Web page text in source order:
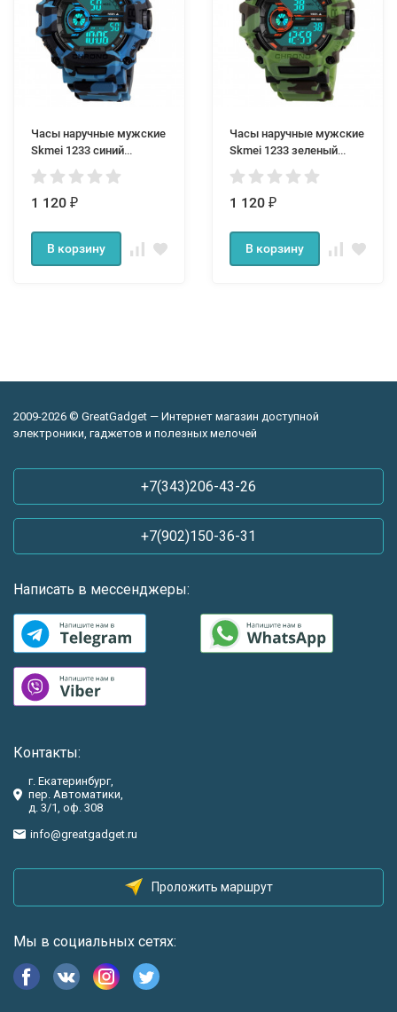
Часы наручные мужские
Skmei 1233 синий
камуфляж
1 120 ₽
В корзину
Часы наручные мужские
Skmei 1233 зеленый
камуфляж
1 120 ₽
В корзину
2009-2026 © GreatGadget — Интернет магазин доступной
электроники, гаджетов и полезных мелочей
+7(343)206-43-26
+7(902)150-36-31
Написать в мессенджеры:
Контакты:
г. Екатеринбург,
пер. Автоматики,
д. 3/1, оф. 308
info@greatgadget.ru
Проложить маршрут
Мы в социальных сетях: